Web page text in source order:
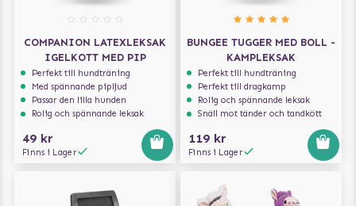
COMPANION LATEXLEKSAK
IGELKOTT MED PIP
Perfekt till hundträning
Med spännande pipljud
Passar den lilla hunden
Rolig och spännande leksak
49 kr
Finns i Lager
BUNGEE TUGGER MED BOLL -
KAMPLEKSAK
Perfekt till hundträning
Perfekt till dragkamp
Rolig och spännande leksak
Snäll mot tänder och tandkött
119 kr
Finns i Lager